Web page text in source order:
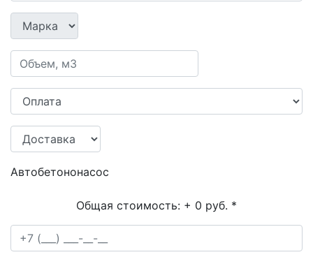
Автобетононасос
Общая стоимость: + 0 руб. *